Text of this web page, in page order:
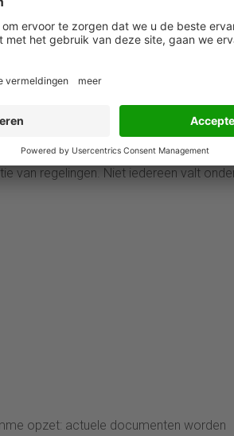
bij NN Group, stelt Loeve vast. “We
helpt antwoorden te vinden op HR-
aan?’
en ververst elke nacht automatisch de
maar de uitdaging zat in de
van regelingen. Niet iedereen valt
opzet: actuele documenten worden